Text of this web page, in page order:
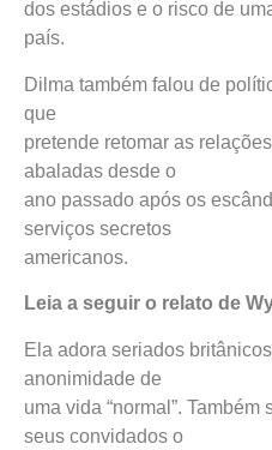
dos estádios e o risco de
país.
Dilma também falou de
que
pretende retomar as
abaladas desde o
ano passado após os
serviços secretos
americanos.
Leia a seguir o relato de
Ela adora seriados
anonimidade de
uma vida “normal”.
seus convidados o